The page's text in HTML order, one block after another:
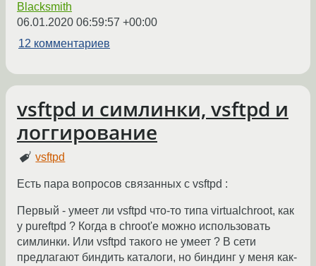
Blacksmith
06.01.2020 06:59:57 +00:00
12 комментариев
vsftpd и симлинки, vsftpd и
логгирование
vsftpd
Есть пара вопросов связанных с vsftpd :
Первый - умеет ли vsftpd что-то типа virtualchroot, как
у pureftpd ? Когда в chroot'e можно использовать
симлинки. Или vsftpd такого не умеет ? В сети
предлагают биндить каталоги, но биндинг у меня как-